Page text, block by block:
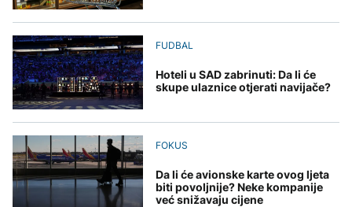
Sarajevo Fest početkom
evropski pozorišni
duhovi”
FUDBAL
Hoteli u SAD zabrinuti: Da li će
skupe ulaznice otjerati navijače?
FOKUS
Da li će avionske karte ovog ljeta
biti povoljnije? Neke kompanije
već snižavaju cijene